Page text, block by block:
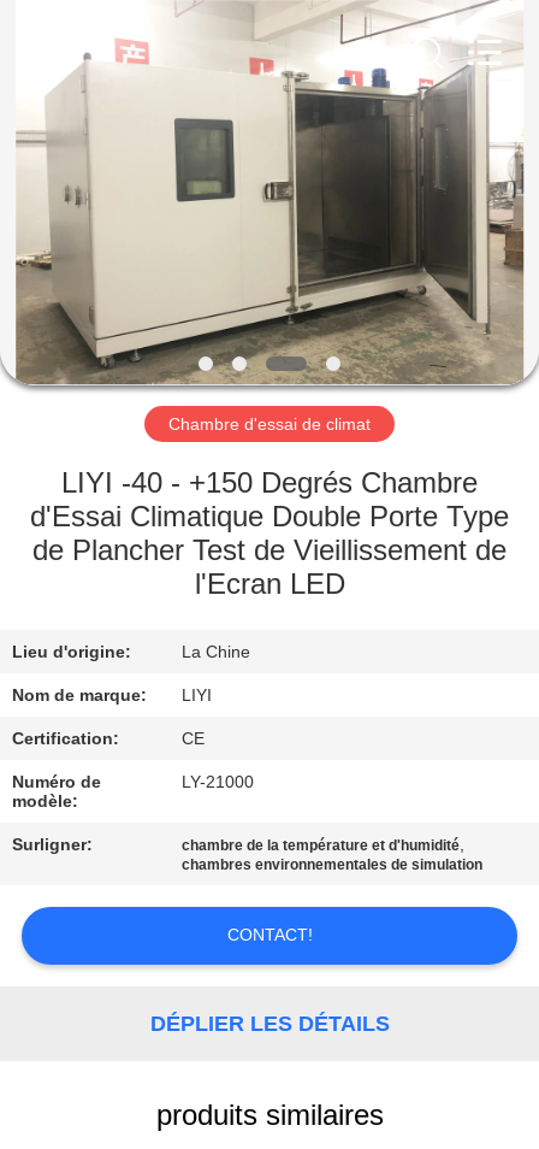
MAISON
PRODUITS
AU
SUJET
DE
NOUS
VISITE
D'USINE
QUALITÉ
CONTACTEZ-
NOUS
DEMANDEZ
UNE
CITATION
Chambre d'essai de climat
LIYI -40 - +150 Degrés Chambre
d'Essai Climatique Double Porte Type
de Plancher Test de Vieillissement de
l'Ecran LED
Lieu d'origine: La Chine
Nom de marque: LIYI
Certification: CE
Numéro de
modèle:
LY-21000
Surligner: chambre de la température et d'humidité,
chambres environnementales de simulation
CONTACT!
DÉPLIER LES DÉTAILS
produits similaires